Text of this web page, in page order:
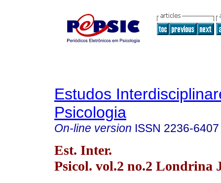
Estudos
Psicologia
On-line version ISSN 2236-6407
Est. Inter.
Psicol. vol.2 no.2 Londrina